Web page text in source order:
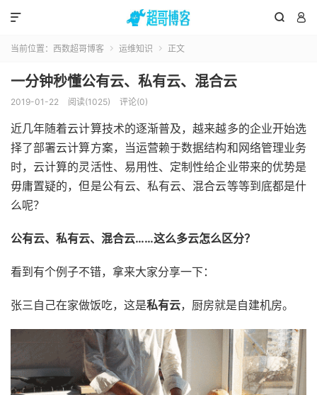
 

当前位置： 西数超哥博客  运维知识  正文
一分钟秒懂公有云、私有云、混合云
2019-01-22 阅读(1025) 评论(0)
近几年随着云计算技术的逐渐普及，越来越多的企业开始选
择了部署云计算方案，当运营赖于数据结构和网络管理业务
时，云计算的灵活性、易用性、定制性给企业带来的优势是
毋庸置疑的，但是公有云、私有云、混合云等等到底都是什
么呢？
公有云、私有云、混合云……这么多云怎么区分？
看到有个例子不错，拿来大家分享一下：
张三自己在家做饭吃，这是私有云，厨房就是自建机房。